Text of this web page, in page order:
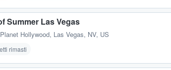
Summer Las Vegas
Hollywood, Las Vegas, NV, US
rimasti